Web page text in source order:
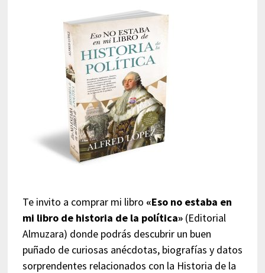
Te invito a comprar mi libro «Eso no estaba en
mi libro de historia de la política»(Editorial
Almuzara) donde podrás descubrir un buen
puñado de curiosas anécdotas, biografías y datos
sorprendentes relacionados con la Historia de la